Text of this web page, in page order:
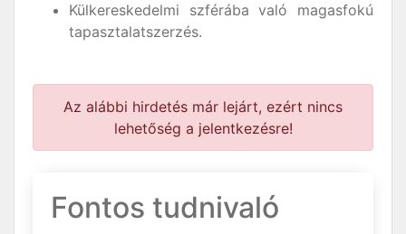
Külkereskedelmi szférába való magasfokú
tapasztalatszerzés.
Az alábbi hirdetés már lejárt, ezért nincs
lehetőség a jelentkezésre!
Fontos tudnivaló